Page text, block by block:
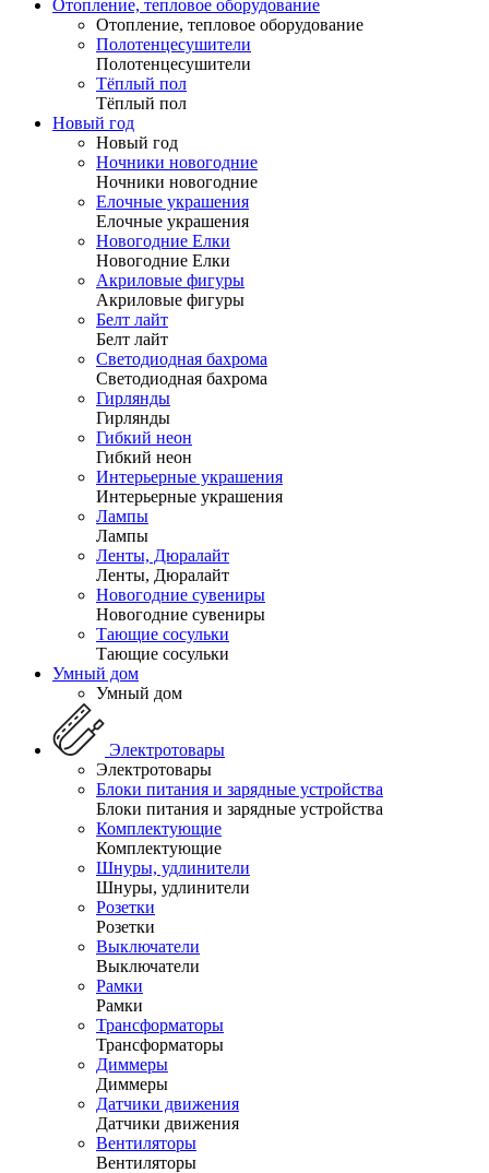
Отопление, тепловое оборудование
Отопление, тепловое оборудование
Полотенцесушители
Полотенцесушители
Тёплый пол
Тёплый пол
Новый год
Новый год
Ночники новогодние
Ночники новогодние
Елочные украшения
Елочные украшения
Новогодние Елки
Новогодние Елки
Акриловые фигуры
Акриловые фигуры
Белт лайт
Белт лайт
Светодиодная бахрома
Светодиодная бахрома
Гирлянды
Гирлянды
Гибкий неон
Гибкий неон
Интерьерные украшения
Интерьерные украшения
Лампы
Лампы
Ленты, Дюралайт
Ленты, Дюралайт
Новогодние сувениры
Новогодние сувениры
Тающие сосульки
Тающие сосульки
Умный дом
Умный дом
Электротовары
Электротовары
Блоки питания и зарядные устройства
Блоки питания и зарядные устройства
Комплектующие
Комплектующие
Шнуры, удлинители
Шнуры, удлинители
Розетки
Розетки
Выключатели
Выключатели
Рамки
Рамки
Трансформаторы
Трансформаторы
Диммеры
Диммеры
Датчики движения
Датчики движения
Вентиляторы
Вентиляторы